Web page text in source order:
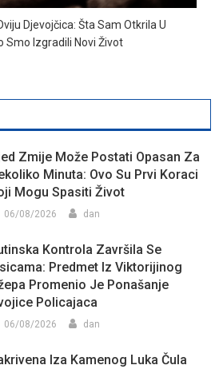
Djevojčica: Šta Sam Otkrila U
Smo Izgradili Novi Život
Zmije Može Postati Opasan Za
Minuta: Ovo Su Prvi Koraci
Mogu Spasiti Život
06/08/2026 dan
Kontrola Završila Se
Predmet Iz Viktorijinog
Promenio Je Ponašanje
Policajaca
06/08/2026 dan
Iza Kamenog Luka Čula